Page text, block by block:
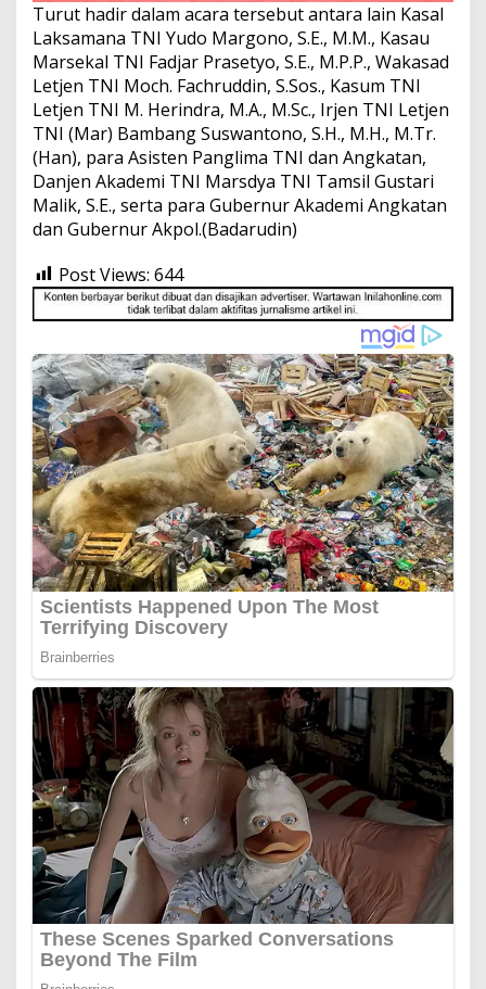
Turut hadir dalam acara tersebut antara lain Kasal
Laksamana TNI Yudo Margono, S.E., M.M., Kasau
Marsekal TNI Fadjar Prasetyo, S.E., M.P.P., Wakasad
Letjen TNI Moch. Fachruddin, S.Sos., Kasum TNI
Letjen TNI M. Herindra, M.A., M.Sc., Irjen TNI Letjen
TNI (Mar) Bambang Suswantono, S.H., M.H., M.Tr.
(Han), para Asisten Panglima TNI dan Angkatan,
Danjen Akademi TNI Marsdya TNI Tamsil Gustari
Malik, S.E., serta para Gubernur Akademi Angkatan
dan Gubernur Akpol.(Badarudin)
Post Views: 644